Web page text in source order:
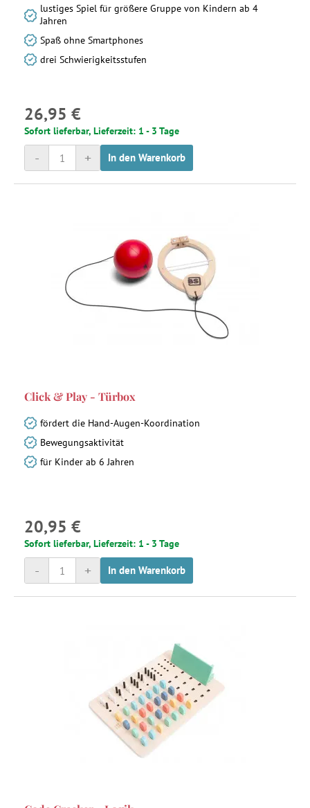
lustiges Spiel für größere Gruppe von Kindern ab 4
Jahren
Spaß ohne Smartphones
drei Schwierigkeitsstufen
26,95 €
Sofort lieferbar, Lieferzeit: 1 - 3 Tage
+
- In den Warenkorb
Click & Play - Türbox
fördert die Hand-Augen-Koordination
Bewegungsaktivität
für Kinder ab 6 Jahren
20,95 €
Sofort lieferbar, Lieferzeit: 1 - 3 Tage
+
- In den Warenkorb